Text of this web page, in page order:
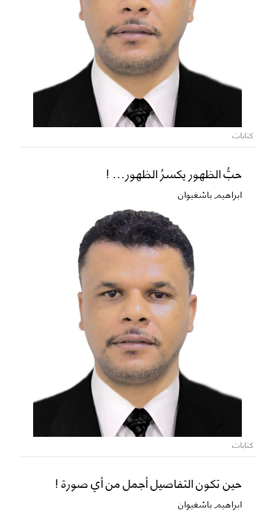
كتابات
حبُّ الظهور يكسرُ الظهور... !
ابراهيم باشغيوان
كتابات
حين تكون التفاصيل أجمل من أي صورة !
ابراهيم باشغيوان